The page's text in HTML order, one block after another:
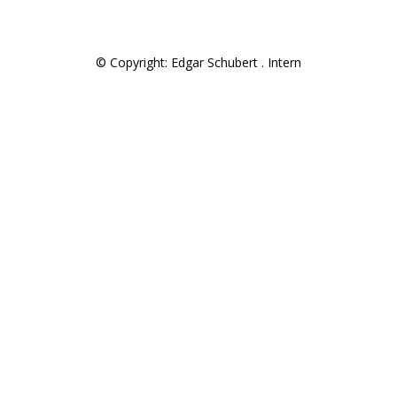
© Copyright: Edgar Schubert . Intern